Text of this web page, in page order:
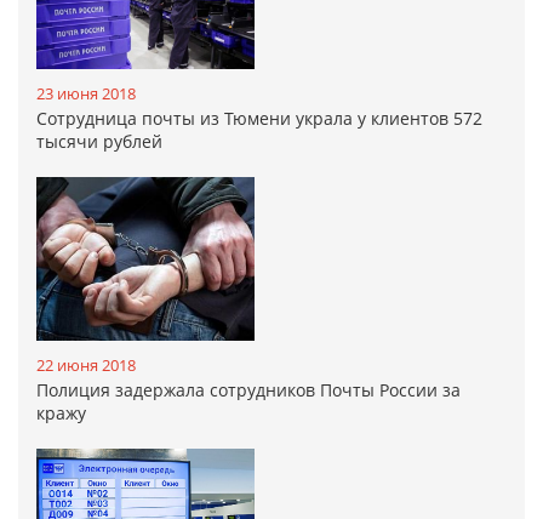
23 июня 2018
Сотрудница почты из Тюмени украла у клиентов 572
тысячи рублей
22 июня 2018
Полиция задержала сотрудников Почты России за
кражу